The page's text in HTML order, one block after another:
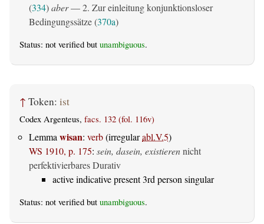
(334)aber— 2. Zur einleitung konjunktionsloser
Bedingungssätze (370a)
Status: not verified but unambiguous.
↑ Token: ist
Codex Argenteus, facs. 132 (fol. 116v)
Lemma wisan: verb(irregularabl.V.5)
WS 1910, p. 175: sein, dasein, existierennicht
perfektivierbares Durativ
active indicative present 3rd person singular
Status: not verified but unambiguous.